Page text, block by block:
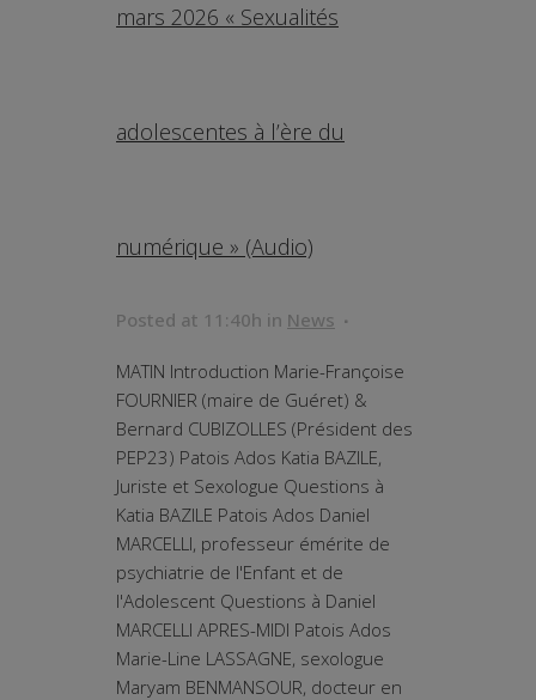
mars 2026 « Sexualités
adolescentes à l’ère du
numérique » (Audio)
Posted at 11:40h in News
MATIN Introduction Marie-Françoise
FOURNIER (maire de Guéret) &
Bernard CUBIZOLLES (Président des
PEP23) Patois Ados Katia BAZILE,
Juriste et Sexologue Questions à
Katia BAZILE Patois Ados Daniel
MARCELLI, professeur émérite de
psychiatrie de l'Enfant et de
l'Adolescent Questions à Daniel
MARCELLI APRES-MIDI Patois Ados
Marie-Line LASSAGNE, sexologue
Maryam BENMANSOUR, docteur en